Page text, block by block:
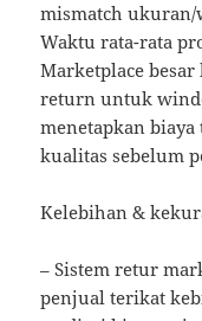
mismatch ukuran/
Waktu rata-rata
Marketplace
return untuk
menetapkan
kualitas sebelum
Kelebihan &
– Sistem retur
penjual terikat